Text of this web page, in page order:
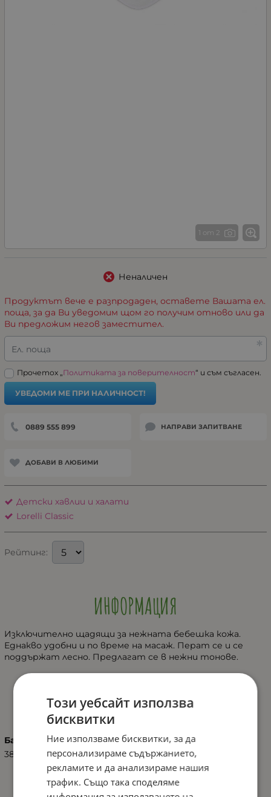
1 от 2
Неналичен
Продуктът вече е разпродаден, оставете Вашата ел.
поща, за да Ви уведомим щом го получим отново или да
Ви предложим негов заместител.
Ел. поща
Прочетох „ Политиката за поверителност“ и съм съгласен.
УВЕДОМИ МЕ ПРИ НАЛИЧНОСТ!
0889 555 899 НАПРАВИ ЗАПИТВАНЕ
ДОБАВИ В ЛЮБИМИ
Детски хавлии и халати
Lorelli Classic
Рейтинг:
ИНФОРМАЦИЯ
Изключително щадящи за нежната бебешка кожа.
Еднакво удобни и по време на масаж. Перат се и се
поддържат лесно. Предлагат се в нежни тонове.
ХАРАКТЕРИСТИКИ
Баркод (ISBN, UPC, др.)
3800166100005
Този уебсайт използва
бисквитки
Ние използваме бисквитки, за да
персонализираме съдържанието,
рекламите и да анализираме нашия
трафик. Също така споделяме